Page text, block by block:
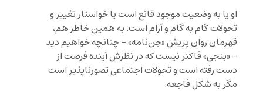
او یا به وضعیت موجود قانع است یا خواستار تغییر و
تحولات گام به گام و آرام است. به همین خاطر هم،
قهرمان روان پریش «جن‌نامه» – چنانچه خواهیم دید
– «بنجی» فاکنر نیست که در نظرش آینده فرصت از
دست رفته است و تحولات اجتماعی تصورناپذیر است
مگر به شکل فاجعه.